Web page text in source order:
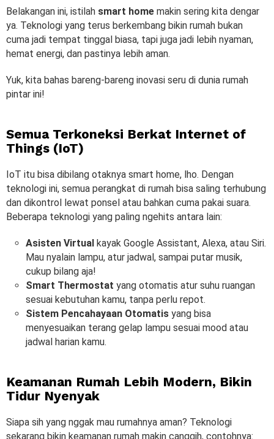
Belakangan ini, istilah smart home makin sering kita dengar
ya. Teknologi yang terus berkembang bikin rumah bukan
cuma jadi tempat tinggal biasa, tapi juga jadi lebih nyaman,
hemat energi, dan pastinya lebih aman.
Yuk, kita bahas bareng-bareng inovasi seru di dunia rumah
pintar ini!
Semua Terkoneksi Berkat Internet of
Things (IoT)
IoT itu bisa dibilang otaknya smart home, lho. Dengan
teknologi ini, semua perangkat di rumah bisa saling terhubung
dan dikontrol lewat ponsel atau bahkan cuma pakai suara.
Beberapa teknologi yang paling ngehits antara lain:
Asisten Virtual kayak Google Assistant, Alexa, atau Siri.
Mau nyalain lampu, atur jadwal, sampai putar musik,
cukup bilang aja!
Smart Thermostat yang otomatis atur suhu ruangan
sesuai kebutuhan kamu, tanpa perlu repot.
Sistem Pencahayaan Otomatis yang bisa
menyesuaikan terang gelap lampu sesuai mood atau
jadwal harian kamu.
Keamanan Rumah Lebih Modern, Bikin
Tidur Nyenyak
Siapa sih yang nggak mau rumahnya aman? Teknologi
sekarang bikin keamanan rumah makin canggih, contohnya: